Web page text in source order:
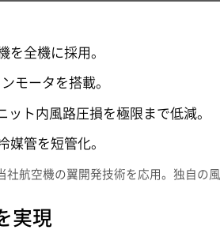
を全機に採用。
モータを搭載。
ト内風路圧損を極限まで低減。
媒管を短管化。
航空機の翼開発技術を応用。独自の風
実現